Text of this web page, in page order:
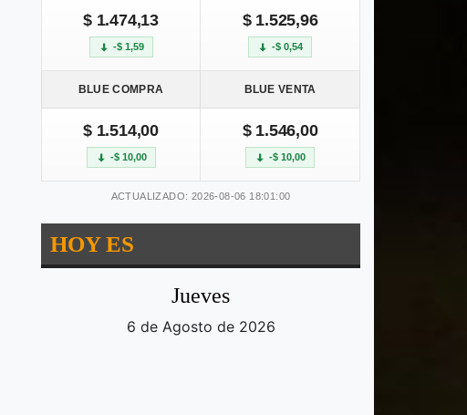
$ 1.474,13
-$ 1,59
$ 1.525,96
-$ 0,54
BLUE COMPRA BLUE VENTA
$ 1.514,00
-$ 10,00
$ 1.546,00
-$ 10,00
ACTUALIZADO: 2026-08-06 18:01:00
HOY ES
Jueves
6 de Agosto de 2026